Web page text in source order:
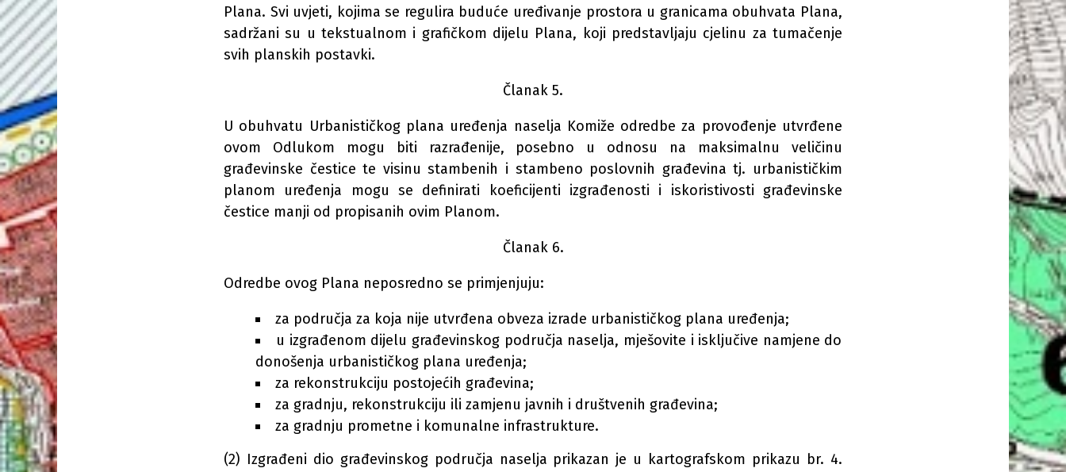
Plana. Svi uvjeti, kojima se regulira buduće uređivanje prostora u granicama obuhvata Plana,
sadržani su u tekstualnom i grafičkom dijelu Plana, koji predstavljaju cjelinu za tumačenje
svih planskih postavki.
Članak 5.
U obuhvatu Urbanističkog plana uređenja naselja Komiže odredbe za provođenje utvrđene
ovom Odlukom mogu biti razrađenije, posebno u odnosu na maksimalnu veličinu
građevinske čestice te visinu stambenih i stambeno poslovnih građevina tj. urbanističkim
planom uređenja mogu se definirati koeficijenti izgrađenosti i iskoristivosti građevinske
čestice manji od propisanih ovim Planom.
Članak 6.
Odredbe ovog Plana neposredno se primjenjuju:
za područja za koja nije utvrđena obveza izrade urbanističkog plana uređenja;
u izgrađenom dijelu građevinskog područja naselja, mješovite i isključive namjene do
donošenja urbanističkog plana uređenja;
za rekonstrukciju postojećih građevina;
za gradnju, rekonstrukciju ili zamjenu javnih i društvenih građevina;
za gradnju prometne i komunalne infrastrukture.
(2) Izgrađeni dio građevinskog područja naselja prikazan je u kartografskom prikazu br. 4.